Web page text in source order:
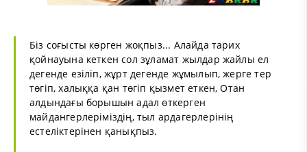
Біз соғысты көрген жоқпыз... Алайда тарих
қойнауына кеткен сол зұламат жылдар жайлы ел
дегенде езіліп, жұрт дегенде жұмылып, жерге тер
төгіп, халыққа қан төгіп қызмет еткен, Отан
алдындағы борышын адал өткерген
майдангерлеріміздің, тыл ардагерлерінің
естеліктерінен қанықпыз.